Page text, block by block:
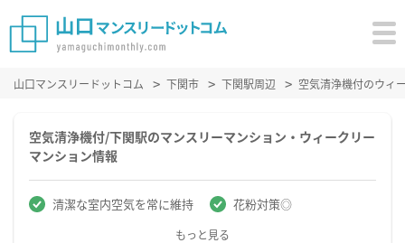
山口マンスリードットコム 下関市 下関駅周辺 空気清浄機付のウィ
空気清浄機付/下関駅のマンスリーマンション・ウィークリー
マンション情報
清潔な室内空気を常に維持 花粉対策◎
もっと見る